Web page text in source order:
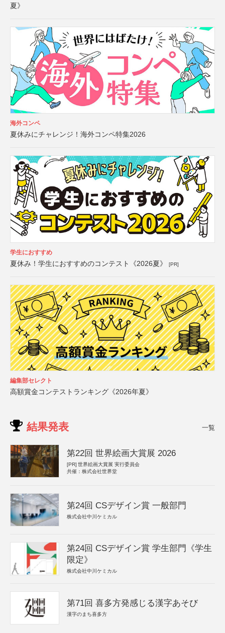
夏》
海外コンペ
夏休みにチャレンジ！海外コンペ特集2026
学生におすすめ
夏休み！学生におすすめのコンテスト《2026夏》 [PR]
編集部セレクト
高額賞金コンテストランキング《2026年夏》
結果発表 一覧
第22回 世界絵画大賞展 2026
[PR] 世界絵画大賞展 実行委員会
共催：株式会社世界堂
第24回 CSデザイン賞 一般部門
株式会社中川ケミカル
第24回 CSデザイン賞 学生部門《学生
限定》
株式会社中川ケミカル
第71回 喜多方発感じる漢字あそび
漢字のまち喜多方